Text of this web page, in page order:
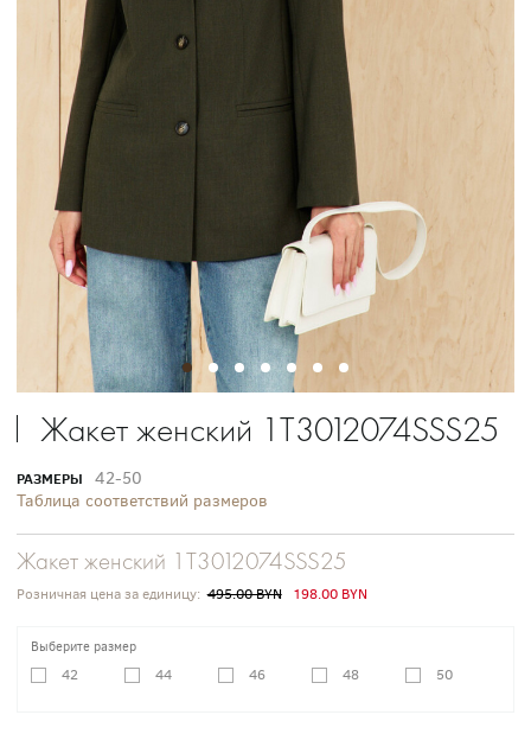
Жакет женский 1T3012074SSS25
РАЗМЕРЫ
42-50
Таблица соответствий размеров
Жакет женский 1T3012074SSS25
Розничная цена за единицу: 495.00 BYN 198.00 BYN
Выберите размер
42 44 46 48 50